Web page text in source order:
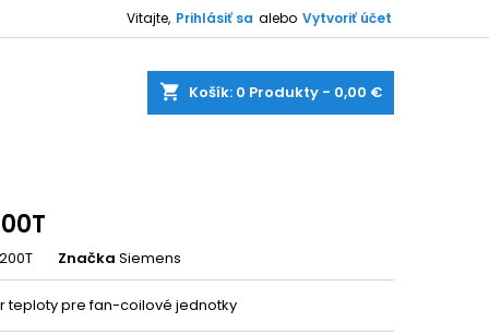
Vitajte, Prihlásiť sa alebo Vytvoriť účet
shopping_cart Košík: 0 Produkty - 0,00 €
Značka Siemens
teploty pre fan-coilové jednotky